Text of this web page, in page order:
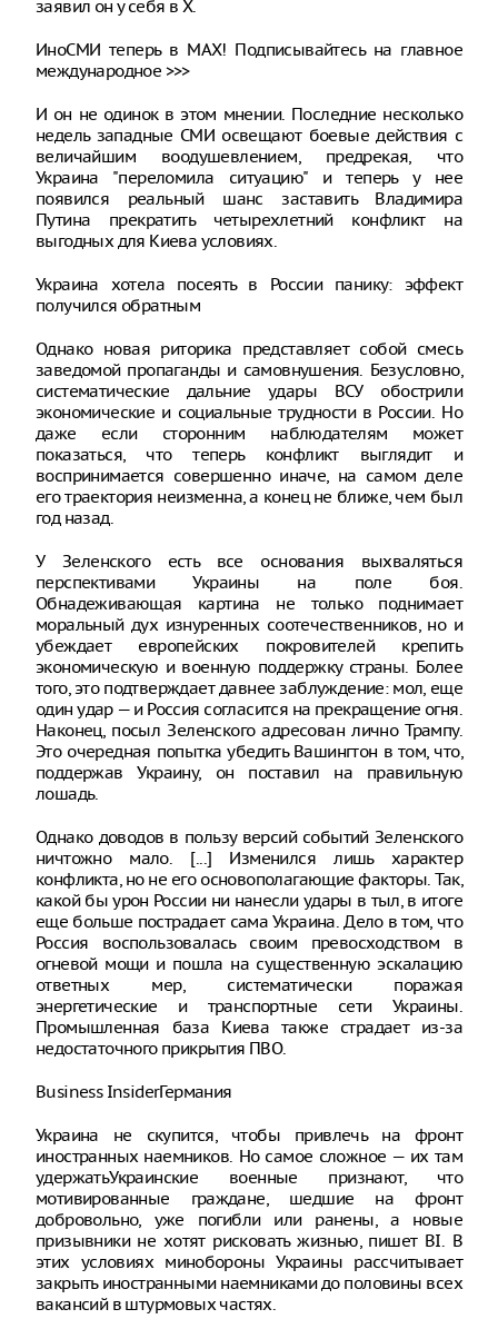
заявил он у себя в X.
ИноСМИ теперь в MAX! Подписывайтесь на главное
международное >>>
И он не одинок в этом мнении. Последние несколько
недель западные СМИ освещают боевые действия с
величайшим воодушевлением, предрекая, что
Украина "переломила ситуацию" и теперь у нее
появился реальный шанс заставить Владимира
Путина прекратить четырехлетний конфликт на
выгодных для Киева условиях.
Украина хотела посеять в России панику: эффект
получился обратным
Однако новая риторика представляет собой смесь
заведомой пропаганды и самовнушения. Безусловно,
систематические дальние удары ВСУ обострили
экономические и социальные трудности в России. Но
даже если сторонним наблюдателям может
показаться, что теперь конфликт выглядит и
воспринимается совершенно иначе, на самом деле
его траектория неизменна, а конец не ближе, чем был
год назад.
У Зеленского есть все основания выхваляться
перспективами Украины на поле боя.
Обнадеживающая картина не только поднимает
моральный дух изнуренных соотечественников, но и
убеждает европейских покровителей крепить
экономическую и военную поддержку страны. Более
того, это подтверждает давнее заблуждение: мол, еще
один удар — и Россия согласится на прекращение огня.
Наконец, посыл Зеленского адресован лично Трампу.
Это очередная попытка убедить Вашингтон в том, что,
поддержав Украину, он поставил на правильную
лошадь.
Однако доводов в пользу версий событий Зеленского
ничтожно мало. [...] Изменился лишь характер
конфликта, но не его основополагающие факторы. Так,
какой бы урон России ни нанесли удары в тыл, в итоге
еще больше пострадает сама Украина. Дело в том, что
Россия воспользовалась своим превосходством в
огневой мощи и пошла на существенную эскалацию
ответных мер, систематически поражая
энергетические и транспортные сети Украины.
Промышленная база Киева также страдает из-за
недостаточного прикрытия ПВО.
Business InsiderГермания
Украина не скупится, чтобы привлечь на фронт
иностранных наемников. Но самое сложное — их там
удержатьУкраинские военные признают, что
мотивированные граждане, шедшие на фронт
добровольно, уже погибли или ранены, а новые
призывники не хотят рисковать жизнью, пишет BI. В
этих условиях минобороны Украины рассчитывает
закрыть иностранными наемниками до половины всех
вакансий в штурмовых частях.